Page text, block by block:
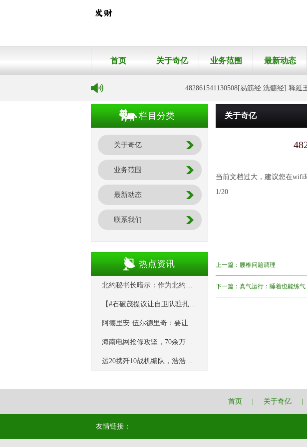
首页 关于奇亿 业务范围 最新动态
482861541130508[易筋经.洗髓经].释延王
栏目分类
关于奇亿
业务范围
最新动态
联系我们
热点资讯
北约秘书长暗示：作为北约国家，土耳其不应该参与中巴关于乌克兰的和平倡议
【#石破茂提议让自卫队驻扎关岛#】据《日本经济新闻》9月29日报道，
阿德里安·伍尔德里奇：要让美国大学“再次伟大”，必须平衡这四项原则
海南电网抢修攻坚，70余万户等待电力恢复
运20携歼10战机编队，浩浩荡荡飞过埃及金字塔。这一刻，海外华人真的
关于奇亿
当前文档过大，建议您在wifi
1/20
上一篇： 腰椎问题调理
下一篇： 真气运行：睡着也能练气
首页 关于奇亿
友情链接：